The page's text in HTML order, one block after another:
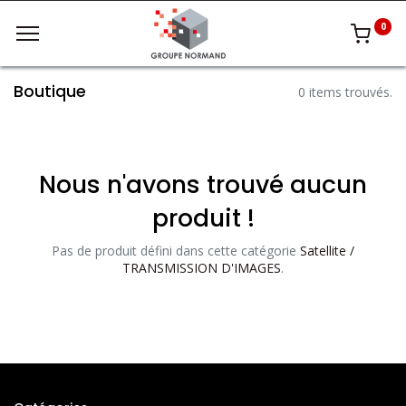
0
Boutique 0 items trouvés.
Nous n'avons trouvé aucun
produit !
Pas de produit défini dans cette catégorie Satellite /
TRANSMISSION D'IMAGES.